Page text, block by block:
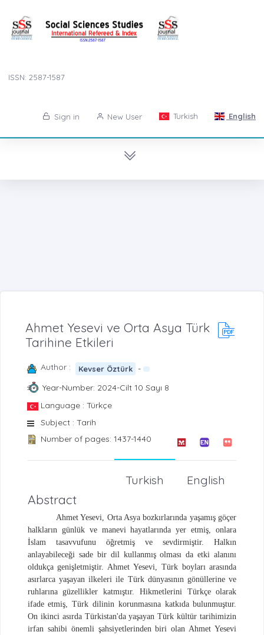
ISSN: 2587-1587
Sign in New User Turkish English
Ahmet Yesevi ve Orta Asya Türk
Tarihine Etkileri
Author : Kevser Öztürk
-
Year-Number: 2024-Cilt 10 Sayı 8
Language : Türkçe
Subject : Tarih
Number of pages: 1437-1440
English
Turkish
Abstract
Ahmet Yesevi, Orta Asya bozkırlarında yaşamış göçer
halkların günlük ve manevi hayatlarında yer etmiş, onlara
İslam tasavvufunu öğretmiş ve sevdirmiştir. Halkın
anlayabileceği sade bir dil kullanmış olması da etki alanını
oldukça genişletmiştir. Ahmet Yesevi, Türk boyları arasında
asırlarca yaşayan ilkeleri ile Türk dünyasının gönüllerine ve
ruhlarına güzellikler katmıştır. Hikmetlerini Türkçe olarak
ifade etmiş, Türk dilinin korunmasına katkıda bulunmuştur.
On ikinci asırda Türkistan'da yaşayan Türk kültür tarihimizin
irfan sahibi önemli şahsiyetlerinden biri olan Ahmet Yesevi